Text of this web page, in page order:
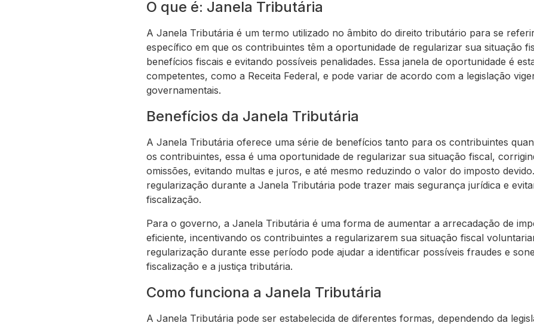
O que é: Janela Tributária
A Janela Tributária é um termo utilizado no âmbito do direito tributário para se
específico em que os contribuintes têm a oportunidade de regularizar sua situação
benefícios fiscais e evitando possíveis penalidades. Essa janela de oportunidade é
competentes, como a Receita Federal, e pode variar de acordo com a legislação
governamentais.
Benefícios da Janela Tributária
A Janela Tributária oferece uma série de benefícios tanto para os contribuintes
os contribuintes, essa é uma oportunidade de regularizar sua situação fiscal,
omissões, evitando multas e juros, e até mesmo reduzindo o valor do imposto
regularização durante a Janela Tributária pode trazer mais segurança jurídica e
fiscalização.
Para o governo, a Janela Tributária é uma forma de aumentar a arrecadação de
eficiente, incentivando os contribuintes a regularizarem sua situação fiscal
regularização durante esse período pode ajudar a identificar possíveis fraudes e
fiscalização e a justiça tributária.
Como funciona a Janela Tributária
A Janela Tributária pode ser estabelecida de diferentes formas, dependendo da